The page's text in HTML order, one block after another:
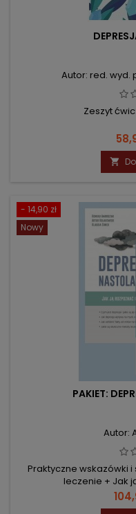
Autor: red. wyd.
Zeszyt

- 14,90 zł
Nowy
PAKIET:
Autor:
Praktyczne wskazówki
leczenie + Jak